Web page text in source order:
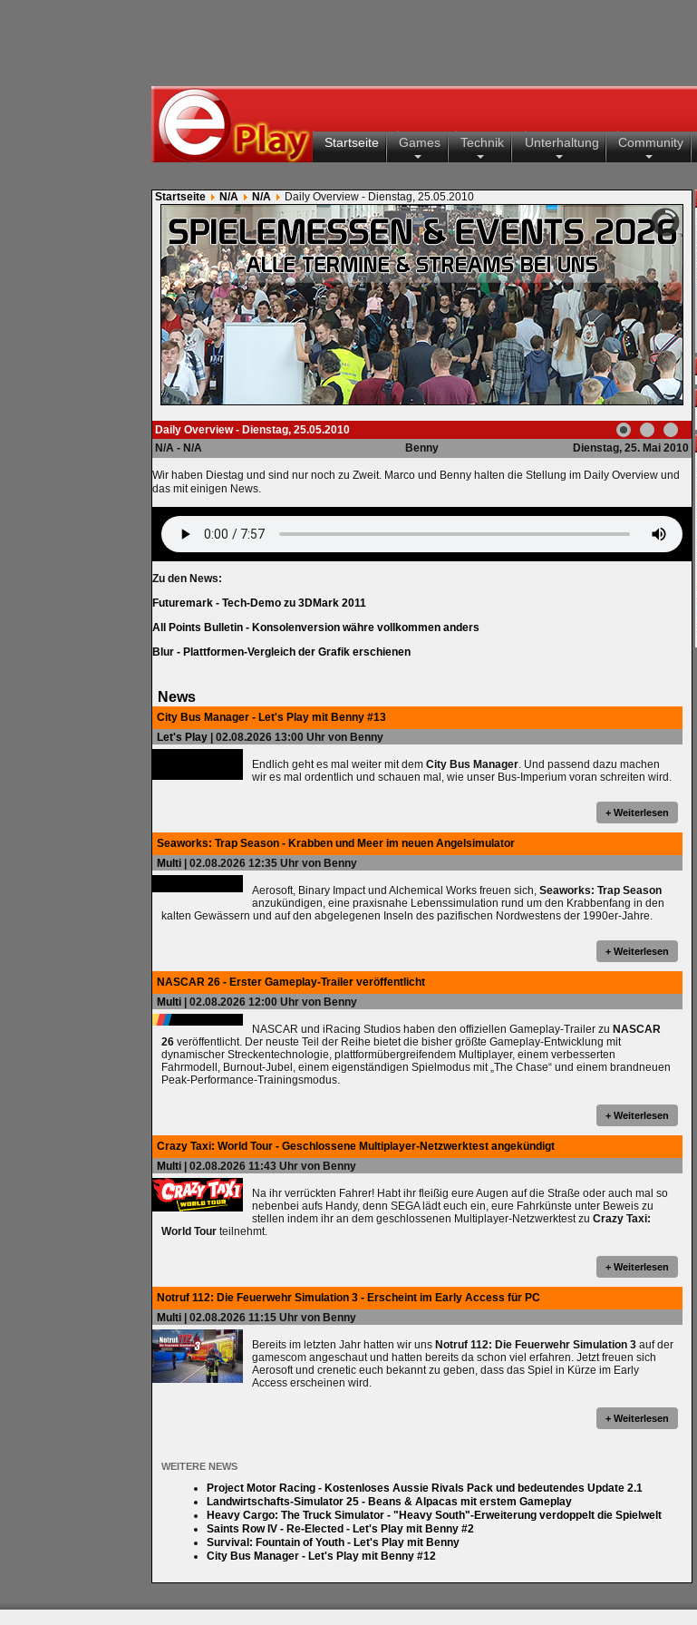
Startseite Games Technik Unterhaltung Community
Startseite N/A N/A Daily Overview - Dienstag, 25.05.2010
Daily Overview - Dienstag, 25.05.2010
N/A - N/A
Benny Dienstag, 25. Mai 2010
Wir haben Diestag und sind nur noch zu Zweit. Marco und Benny halten die Stellung im Daily Overview und
das mit einigen News.
Zu den News:
Futuremark - Tech-Demo zu 3DMark 2011
All Points Bulletin - Konsolenversion währe vollkommen anders
Blur - Plattformen-Vergleich der Grafik erschienen
News
City Bus Manager - Let's Play mit Benny #13
Let's Play | 02.08.2026 13:00 Uhr von Benny
Endlich geht es mal weiter mit dem City Bus Manager. Und passend dazu machen
wir es mal ordentlich und schauen mal, wie unser Bus-Imperium voran schreiten wird.
+ Weiterlesen
Seaworks: Trap Season - Krabben und Meer im neuen Angelsimulator
Multi | 02.08.2026 12:35 Uhr von Benny
Aerosoft, Binary Impact und Alchemical Works freuen sich, Seaworks: Trap Season
anzukündigen, eine praxisnahe Lebenssimulation rund um den Krabbenfang in den
kalten Gewässern und auf den abgelegenen Inseln des pazifischen Nordwestens der 1990er-Jahre.
+ Weiterlesen
NASCAR 26 - Erster Gameplay-Trailer veröffentlicht
Multi | 02.08.2026 12:00 Uhr von Benny
NASCAR und iRacing Studios haben den offiziellen Gameplay-Trailer zu NASCAR
26 veröffentlicht. Der neuste Teil der Reihe bietet die bisher größte Gameplay-Entwicklung mit
dynamischer Streckentechnologie, plattformübergreifendem Multiplayer, einem verbesserten
Fahrmodell, Burnout-Jubel, einem eigenständigen Spielmodus mit „The Chase“ und einem brandneuen
Peak-Performance-Trainingsmodus.
+ Weiterlesen
Crazy Taxi: World Tour - Geschlossene Multiplayer-Netzwerktest angekündigt
Multi | 02.08.2026 11:43 Uhr von Benny
Na ihr verrückten Fahrer! Habt ihr fleißig eure Augen auf die Straße oder auch mal so
nebenbei aufs Handy, denn SEGA lädt euch ein, eure Fahrkünste unter Beweis zu
stellen indem ihr an dem geschlossenen Multiplayer-Netzwerktest zu Crazy Taxi:
World Tour teilnehmt.
+ Weiterlesen
Notruf 112: Die Feuerwehr Simulation 3 - Erscheint im Early Access für PC
Multi | 02.08.2026 11:15 Uhr von Benny
Bereits im letzten Jahr hatten wir uns Notruf 112: Die Feuerwehr Simulation 3 auf der
gamescom angeschaut und hatten bereits da schon viel erfahren. Jetzt freuen sich
Aerosoft und crenetic euch bekannt zu geben, dass das Spiel in Kürze im Early
Access erscheinen wird.
+ Weiterlesen
WEITERE NEWS
Project Motor Racing - Kostenloses Aussie Rivals Pack und bedeutendes Update 2.1
Landwirtschafts-Simulator 25 - Beans & Alpacas mit erstem Gameplay
Heavy Cargo: The Truck Simulator - "Heavy South"-Erweiterung verdoppelt die Spielwelt
Saints Row IV - Re-Elected - Let's Play mit Benny #2
Survival: Fountain of Youth - Let's Play mit Benny
City Bus Manager - Let's Play mit Benny #12